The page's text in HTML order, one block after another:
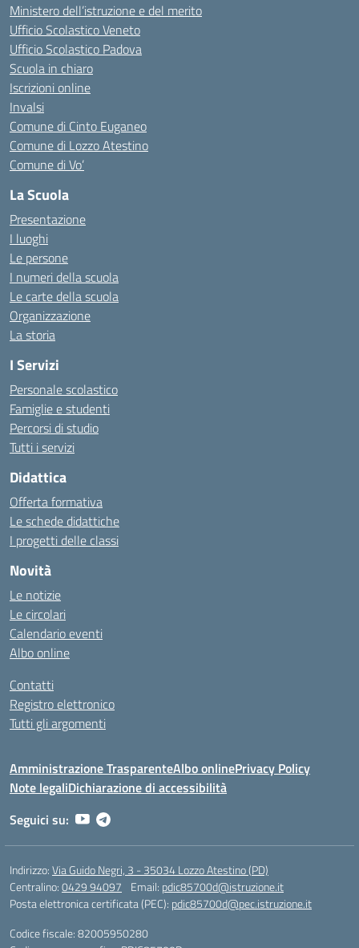
Ministero dell’istruzione e del merito
Ufficio Scolastico Veneto
Ufficio Scolastico Padova
Scuola in chiaro
Iscrizioni online
Invalsi
Comune di Cinto Euganeo
Comune di Lozzo Atestino
Comune di Vo’
La Scuola
Presentazione
I luoghi
Le persone
I numeri della scuola
Le carte della scuola
Organizzazione
La storia
I Servizi
Personale scolastico
Famiglie e studenti
Percorsi di studio
Tutti i servizi
Didattica
Offerta formativa
Le schede didattiche
I progetti delle classi
Novità
Le notizie
Le circolari
Calendario eventi
Albo online
Contatti
Registro elettronico
Tutti gli argomenti
Amministrazione TrasparenteAlbo onlinePrivacy Policy
Note legaliDichiarazione di accessibilità
Seguici su:
Indirizzo:Via Guido Negri, 3 - 35034 Lozzo Atestino (PD)
Centralino:0429 94097 Email: pdic85700d@istruzione.it
Posta elettronica certificata (PEC): pdic85700d@pec.istruzione.it
Codice fiscale: 82005950280